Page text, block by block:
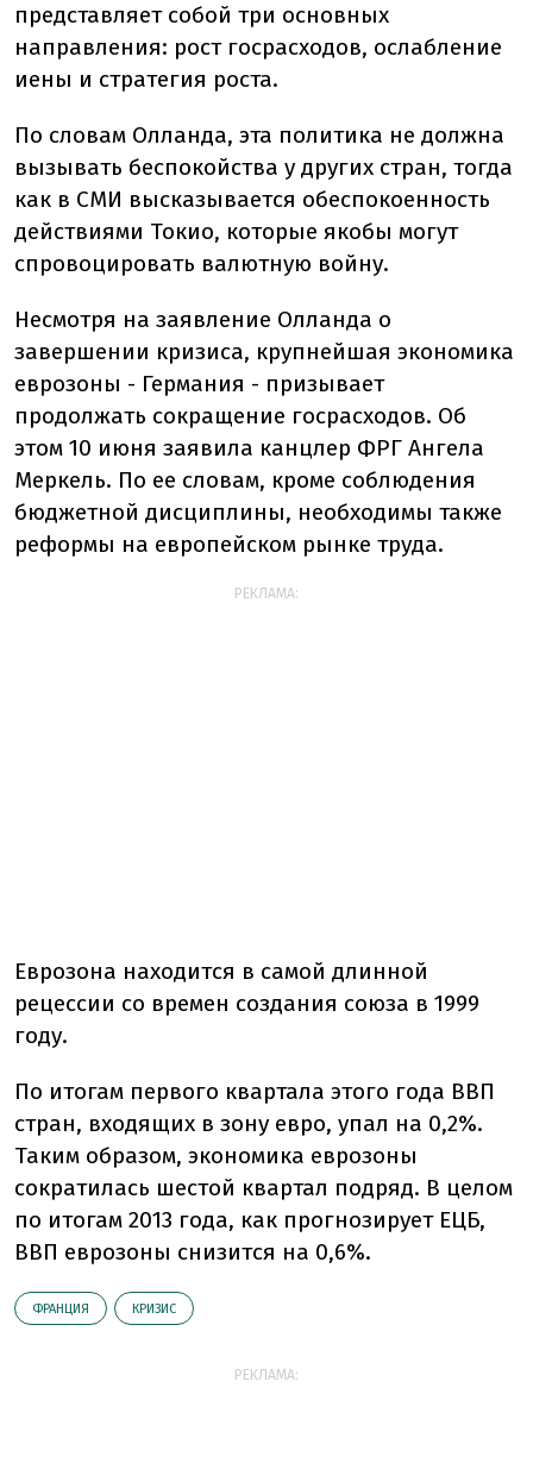
представляет собой три основных
направления: рост госрасходов, ослабление
иены и стратегия роста.
По словам Олланда, эта политика не должна
вызывать беспокойства у других стран, тогда
как в СМИ высказывается обеспокоенность
действиями Токио, которые якобы могут
спровоцировать валютную войну.
Несмотря на заявление Олланда о
завершении кризиса, крупнейшая экономика
еврозоны - Германия - призывает
продолжать сокращение госрасходов. Об
этом 10 июня заявила канцлер ФРГ Ангела
Меркель. По ее словам, кроме соблюдения
бюджетной дисциплины, необходимы также
реформы на европейском рынке труда.
РЕКЛАМА:
Еврозона находится в самой длинной
рецессии со времен создания союза в 1999
году.
По итогам первого квартала этого года ВВП
стран, входящих в зону евро, упал на 0,2%.
Таким образом, экономика еврозоны
сократилась шестой квартал подряд. В целом
по итогам 2013 года, как прогнозирует ЕЦБ,
ВВП еврозоны снизится на 0,6%.
ФРАНЦИЯ КРИЗИС
РЕКЛАМА: